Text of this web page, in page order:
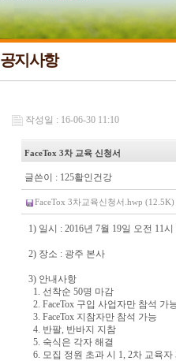
공지사항
작성일 : 16-06-30 11:10
FaceTox 3차 교육 신청서
글쓴이 : 125활인건강
FaceTox 3차교육신청서.hwp (12.5K)
1) 일시 : 2016년 7월 19일 오전 11
2) 장소 : 광주 본사
3) 안내사항
1. 선착순 50명 마감
2. FaceTox 구입 사업자만 참석 가
3. FaceTox 지참자만 참석 가능
4. 반팔, 반바지 지참
5. 숙식은 각자 해결
6. 모집 정원 초과 시 1, 2차 교육자